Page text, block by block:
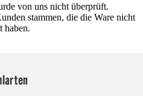
von uns nicht überprüft.
stammen, die die Ware nicht
haben.